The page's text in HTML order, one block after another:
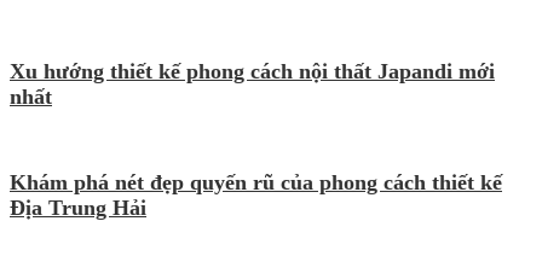
Xu hướng thiết kế phong cách nội thất Japandi mới
nhất
Khám phá nét đẹp quyến rũ của phong cách thiết kế
Địa Trung Hải